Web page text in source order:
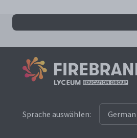
Alle issap Ergebnisse
Sprache auswählen: